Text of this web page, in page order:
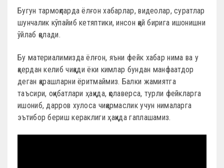
Бугун тармоқларда ёлғон хабарлар, видеолар, суратлар
шунчалик кўпайиб кетяптики, инсон қай бирига ишонишни
ўйлаб қолади.
Бу материалимизда ёлғон, яъни фейк хабар нима ва у
қаердан келиб чиқади ёки кимлар бундан манфаатдор
деган қарашларни ёритмаймиз. Балки жамиятга
таъсири, оқибатлари ҳақида, қолаверса, турли фейкларга
ишониб, дарров хулоса чиқармаслик учун нималарга
эътибор бериш кераклиги ҳақида гаплашамиз.